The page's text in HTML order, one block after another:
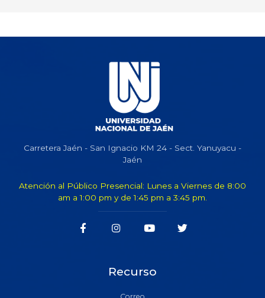
Carretera Jaén - San Ignacio KM 24 - Sect. Yanuyacu -
Jaén
Atención al Público Presencial: Lunes a Viernes de 8:00
am a 1:00 pm y de 1:45 pm a 3:45 pm.
Recurso